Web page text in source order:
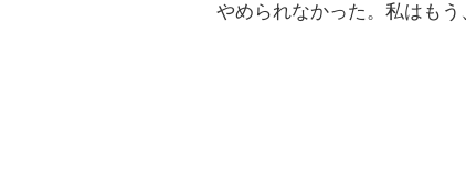
やめられなかった。私はもう